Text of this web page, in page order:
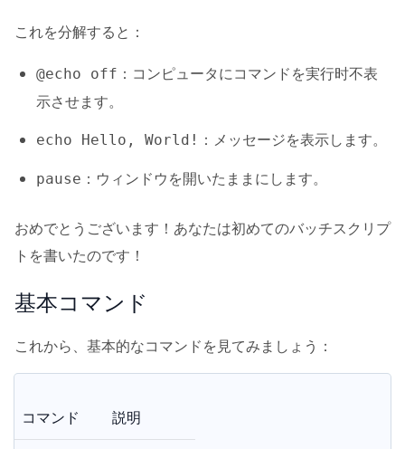
これを分解すると：
@echo off ：コンピュータにコマンドを実行时不表
示させます。
echo Hello, World! ：メッセージを表示します。
pause ：ウィンドウを開いたままにします。
おめでとうございます！あなたは初めてのバッチスクリプ
トを書いたのです！
基本コマンド
これから、基本的なコマンドを見てみましょう：
コマンド 説明